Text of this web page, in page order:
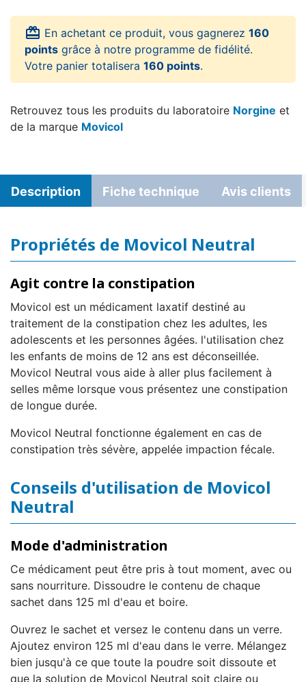
card_giftcard En achetant ce produit, vous gagnerez 160
points grâce à notre programme de fidélité.
Votre panier totalisera 160 points.
Retrouvez tous les produits du laboratoire Norgine et
de la marque Movicol
Description Fiche technique Avis clients
Propriétés de Movicol Neutral
Agit contre la constipation
Movicol est un médicament laxatif destiné au
traitement de la constipation chez les adultes, les
adolescents et les personnes âgées. l'utilisation chez
les enfants de moins de 12 ans est déconseillée.
Movicol Neutral vous aide à aller plus facilement à
selles même lorsque vous présentez une constipation
de longue durée.
Movicol Neutral fonctionne également en cas de
constipation très sévère, appelée impaction fécale.
Conseils d'utilisation de Movicol
Neutral
Mode d'administration
Ce médicament peut être pris à tout moment, avec ou
sans nourriture. Dissoudre le contenu de chaque
sachet dans 125 ml d'eau et boire.
Ouvrez le sachet et versez le contenu dans un verre.
Ajoutez environ 125 ml d'eau dans le verre. Mélangez
bien jusqu'à ce que toute la poudre soit dissoute et
que la solution de Movicol Neutral soit claire ou